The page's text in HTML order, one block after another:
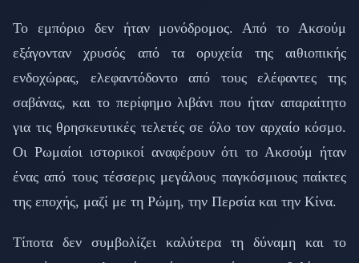
Το εμπόριο δεν ήταν μονόδρομος. Από το Ακσούμ
εξάγονταν χρυσός από τα ορυχεία της αιθιοπικής
ενδοχώρας, ελεφαντόδοντο από τους ελέφαντες της
σαβάνας, και το περίφημο λιβάνι που ήταν απαραίτητο
για τις θρησκευτικές τελετές σε όλο τον αρχαίο κόσμο.
Οι Ρωμαίοι ιστορικοί αναφέρουν ότι το Ακσούμ ήταν
ένας από τους τέσσερις μεγάλους παγκόσμιους παίκτες
της εποχής, μαζί με τη Ρώμη, την Περσία και την Κίνα.
Τίποτα δεν συμβολίζει καλύτερα τη δύναμη και το